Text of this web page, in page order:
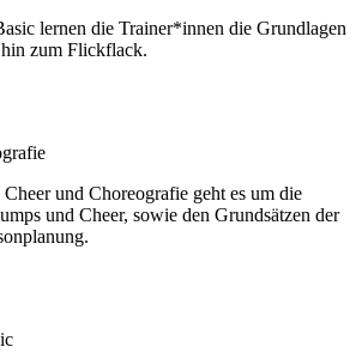
lernen die Trainer*innen die Grundlagen
zum Flickflack.
und Choreografie geht es um die
und Cheer, sowie den Grundsätzen der